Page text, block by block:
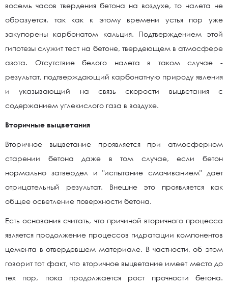
восемь часов твердения бетона на воздухе, то налета не
образуется, так как к этому времени устья пор уже
закупорены карбонатом кальция. Подтверждением этой
гипотезы служит тест на бетоне, твердеющем в атмосфере
азота. Отсутствие белого налета в таком случае -
результат, подтверждающий карбонатную природу явления
и указывающий на связь скорости выцветания с
содержанием углекислого газа в воздухе.
Вторичные выцветания
Вторичное выцветание проявляется при атмосферном
старении бетона даже в том случае, если бетон
нормально затвердел и "испытание смачиванием" дает
отрицательный результат. Внешне это проявляется как
общее осветление поверхности бетона.
Есть основания считать, что причиной вторичного процесса
является продолжение процессов гидратации компонентов
цемента в отвердевшем материале. В частности, об этом
говорит тот факт, что вторичное выцветание имеет место до
тех пор, пока продолжается рост прочности бетона.